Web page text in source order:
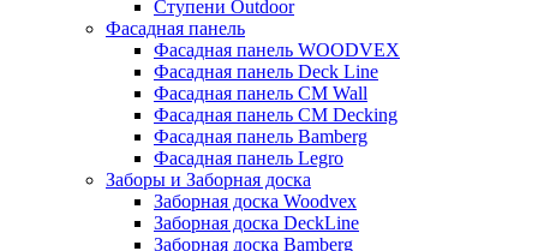
Ступени Outdoor
Фасадная панель
Фасадная панель WOODVEX
Фасадная панель Deck Line
Фасадная панель CM Wall
Фасадная панель CM Decking
Фасадная панель Bamberg
Фасадная панель Legro
Заборы и Заборная доска
Заборная доска Woodvex
Заборная доска DeckLine
Заборная доска Bamberg